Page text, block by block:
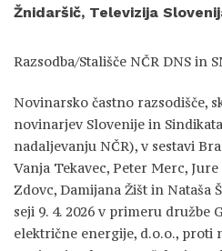
Žnidaršič, Televizija
Razsodba/Stališče NČR DNS in
Novinarsko častno razsodišče,
novinarjev Slovenije in
nadaljevanju NČR), v sestavi
Vanja Tekavec, Peter Merc,
Zdovc, Damijana Žišt in Nataša
seji 9. 4. 2026 v primeru družbe
električne energije, d.o.o., proti